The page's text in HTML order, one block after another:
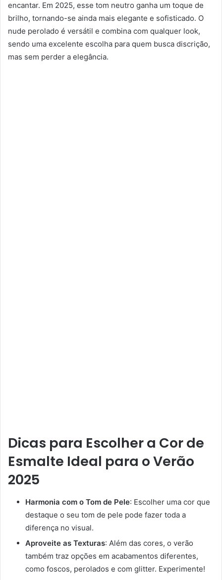
encantar. Em 2025, esse tom neutro ganha um toque de
brilho, tornando-se ainda mais elegante e sofisticado. O
nude perolado é versátil e combina com qualquer look,
sendo uma excelente escolha para quem busca discrição,
mas sem perder a elegância.
Dicas para Escolher a Cor de
Esmalte Ideal para o Verão
2025
Harmonia com o Tom de Pele: Escolher uma cor que
destaque o seu tom de pele pode fazer toda a
diferença no visual.
Aproveite as Texturas: Além das cores, o verão
também traz opções em acabamentos diferentes,
como foscos, perolados e com glitter. Experimente!